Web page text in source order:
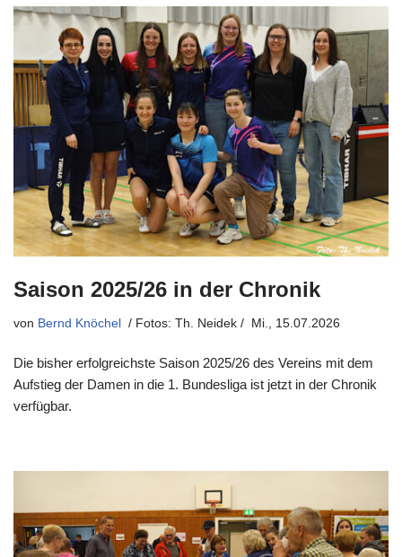
Saison 2025/26 in der Chronik
von Bernd Knöchel Mi., 15.07.2026
Die bisher erfolgreichste Saison 2025/26 des Vereins mit dem
Aufstieg der Damen in die 1. Bundesliga ist jetzt in der Chronik
verfügbar.